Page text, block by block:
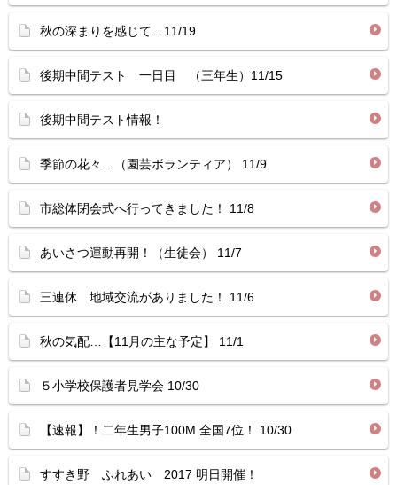
秋の深まりを感じて…11/19
後期中間テスト 一日目 （三年生）11/15
後期中間テスト情報！
季節の花々…（園芸ボランティア） 11/9
市総体閉会式へ行ってきました！ 11/8
あいさつ運動再開！（生徒会） 11/7
三連休 地域交流がありました！ 11/6
秋の気配…【11月の主な予定】 11/1
５小学校保護者見学会 10/30
【速報】！二年生男子100M 全国7位！ 10/30
すすき野 ふれあい 2017 明日開催！